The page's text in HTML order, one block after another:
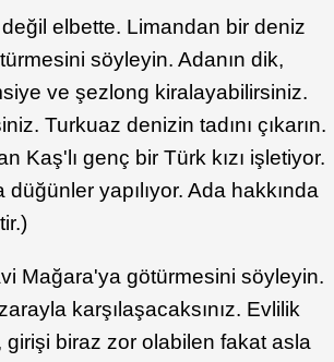
elbette. Limandan bir deniz
söyleyin. Adanın dik,
ve şezlong kiralayabilirsiniz.
Turkuaz denizin tadını çıkarın.
Kaş'lı genç bir Türk kızı işletiyor.
yapılıyor. Ada hakkında
Mağara'ya götürmesini söyleyin.
karşılaşacaksınız. Evlilik
girişi biraz zor olabilen fakat asla